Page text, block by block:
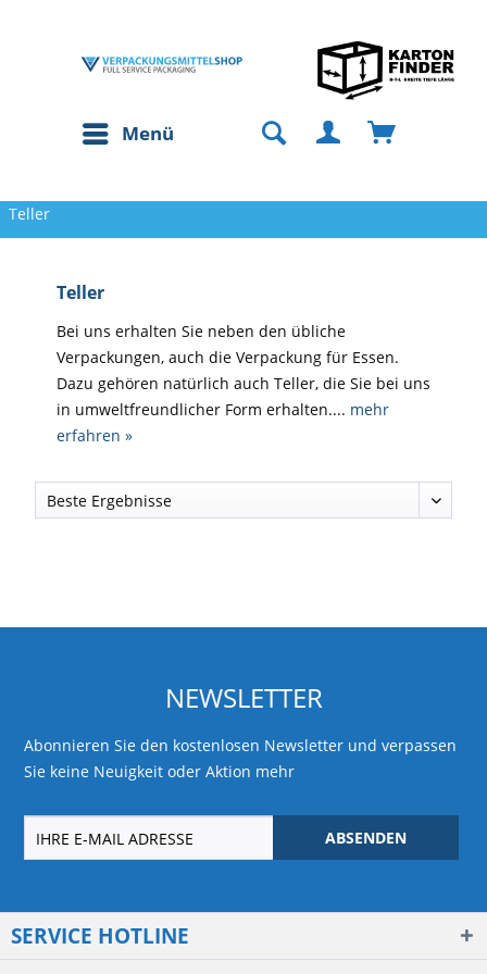
Menü
Teller
Teller
Bei uns erhalten Sie neben den übliche
Verpackungen, auch die Verpackung für Essen.
Dazu gehören natürlich auch Teller, die Sie bei uns
in umweltfreundlicher Form erhalten.... mehr
erfahren »
NEWSLETTER
Abonnieren Sie den kostenlosen Newsletter und verpassen
Sie keine Neuigkeit oder Aktion mehr
ABSENDEN
SERVICE HOTLINE